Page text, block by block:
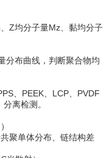
Z均分子量Mz、黏均分子
布曲线，判断聚合物均
、PEEK、LCP、PVDF
离检测。
聚单体分布、链结构差